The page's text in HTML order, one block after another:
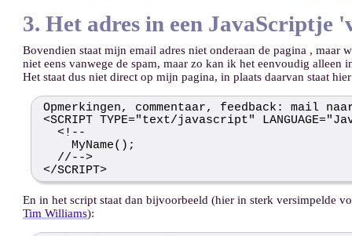
3. Het adres in een JavaScriptje '
Bovendien staat mijn email adres niet onderaan de pagina , maar
niet eens vanwege de spam, maar zo kan ik het eenvoudig
Het staat dus niet direct op mijn pagina, in plaats daarvan staat
Opmerkingen, commentaar, feedback: mail
<SCRIPT TYPE="text/javascript"
<!--
MyName();
//-->
</SCRIPT>
En in het script staat dan bijvoorbeeld (hier in sterk versimpelde
Tim Williams):